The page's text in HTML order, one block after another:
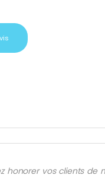
honorer vos clients de